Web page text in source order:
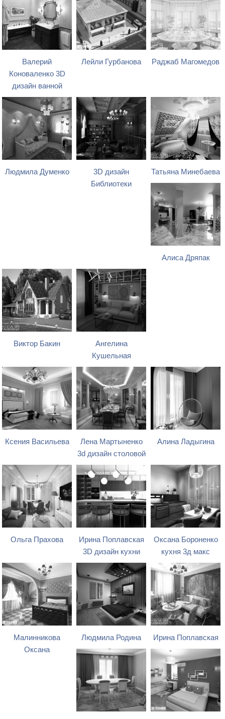
Валерий
Коноваленко 3D
дизайн ванной
Лейли Гурбанова Раджаб Магомедов
Людмила Думенко
3D дизайн
Библиотеки
Татьяна Минебаева
Алиса Дряпак
Виктор Бакин
Ангелина
Кушельная
Ксения Васильева
Лена Мартыненко
3d дизайн столовой
Алина Ладыгина
Ольга Прахова
Ирина Поплавская
3D дизайн кухни
Оксана Бороненко
кухня 3д макс
Малинникова
Оксана
Людмила Родина Ирина Поплавская